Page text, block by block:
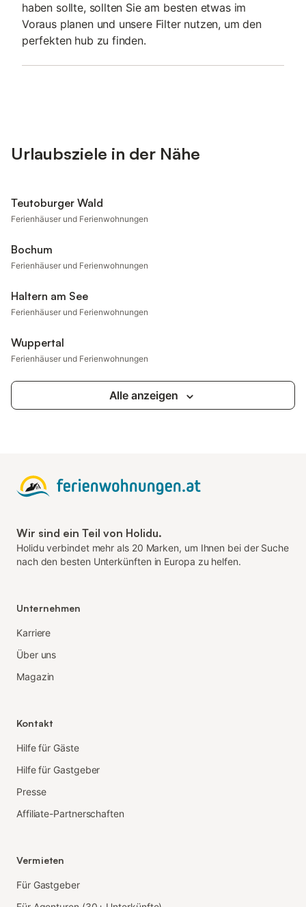
haben sollte, sollten Sie am besten etwas im
Voraus planen und unsere Filter nutzen, um den
perfekten hub zu finden.
Urlaubsziele in der Nähe
Teutoburger Wald
Ferienhäuser und Ferienwohnungen
Bochum
Ferienhäuser und Ferienwohnungen
Haltern am See
Ferienhäuser und Ferienwohnungen
Wuppertal
Ferienhäuser und Ferienwohnungen
Alle anzeigen
Wir sind ein Teil von Holidu.
Holidu verbindet mehr als 20 Marken, um Ihnen bei der Suche
nach den besten Unterkünften in Europa zu helfen.
Unternehmen
Karriere
Über uns
Magazin
Kontakt
Hilfe für Gäste
Hilfe für Gastgeber
Presse
Affiliate-Partnerschaften
Vermieten
Für Gastgeber